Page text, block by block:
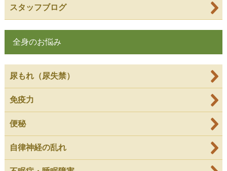
スタッフブログ
全身のお悩み
尿もれ（尿失禁）
免疫力
便秘
自律神経の乱れ